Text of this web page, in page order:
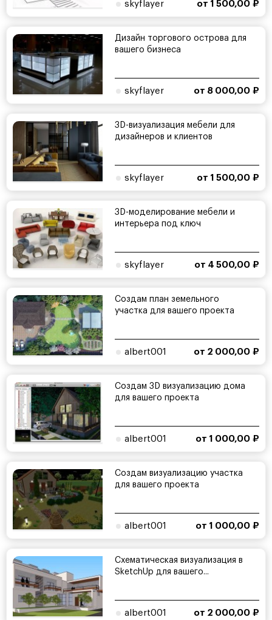
skyflayer от 1 500,00 ₽
Дизайн торгового острова для
вашего бизнеса
skyflayer от 8 000,00 ₽
3D-визуализация мебели для
дизайнеров и клиентов
skyflayer от 1 500,00 ₽
3D-моделирование мебели и
интерьера под ключ
skyflayer от 4 500,00 ₽
Создам план земельного
участка для вашего проекта
albert001 от 2 000,00 ₽
Создам 3D визуализацию дома
для вашего проекта
albert001 от 1 000,00 ₽
Создам визуализацию участка
для вашего проекта
albert001 от 1 000,00 ₽
Схематическая визуализация в
SketchUp для вашего...
albert001 от 2 000,00 ₽